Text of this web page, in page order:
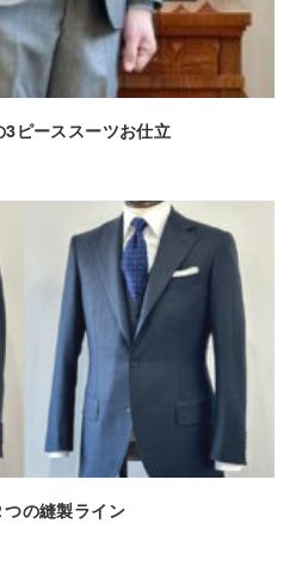
ピーススーツお仕立
の縫製ライン